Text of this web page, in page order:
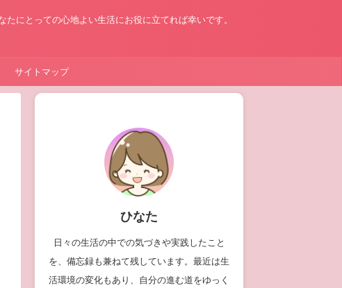
にとっての心地よい生活にお役に立てれば幸いです。
サイトマップ
ひなた
日々の生活の中での気づきや実践したこと
を、備忘録も兼ねて残しています。最近は生
活環境の変化もあり、自分の進む道をゆっく